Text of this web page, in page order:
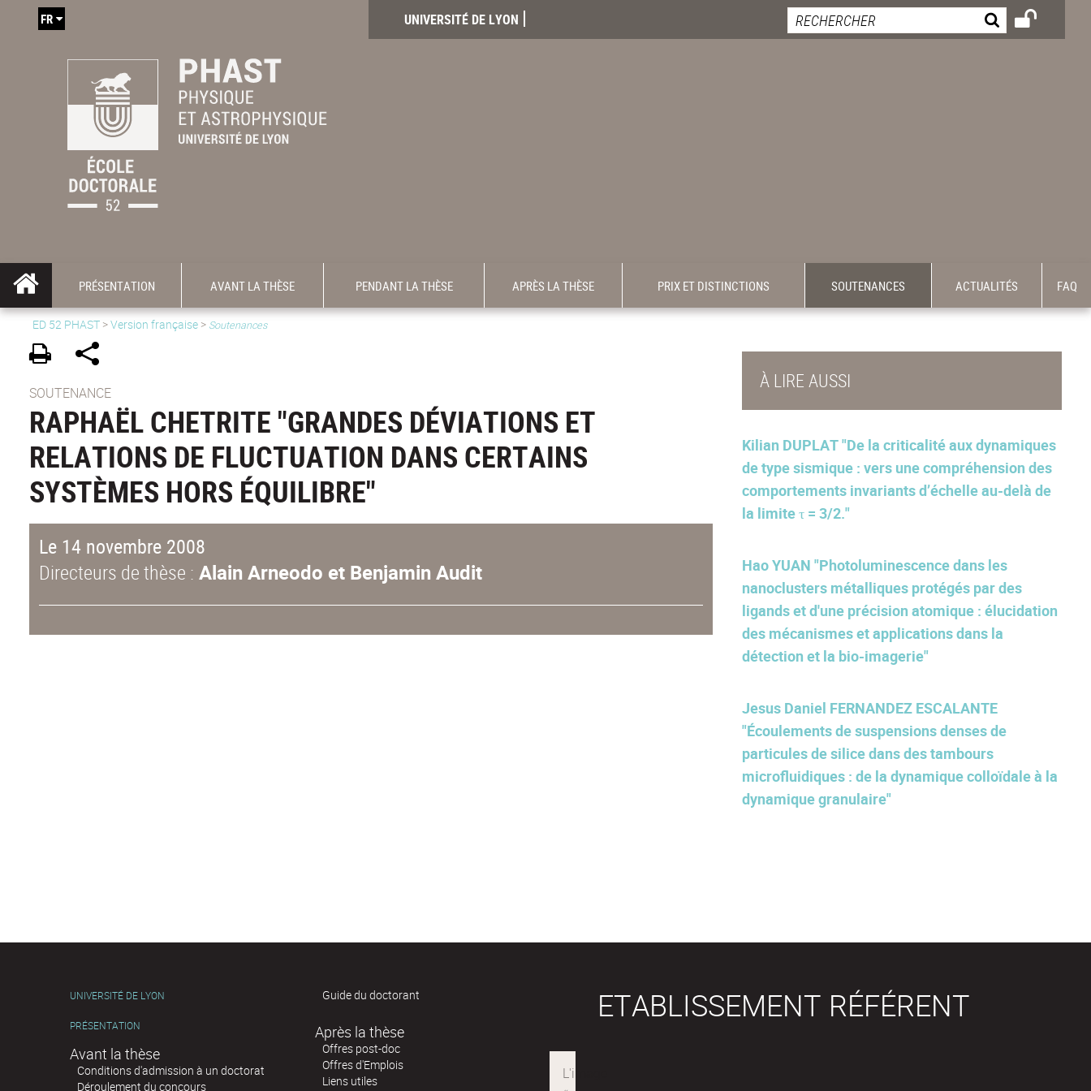
UNIVERSITÉ DE LYON
FR
PRÉSENTATION AVANT LA THÈSE PENDANT LA THÈSE APRÈS LA THÈSE PRIX ET DISTINCTIONS SOUTENANCES ACTUALITÉS FAQ
ED 52 PHAST >Version française > Soutenances
SOUTENANCE
RAPHAËL CHETRITE "GRANDES DÉVIATIONS ET
RELATIONS DE FLUCTUATION DANS CERTAINS
SYSTÈMES HORS ÉQUILIBRE"
Le 14 novembre 2008
Directeurs de thèse : Alain Arneodo et Benjamin Audit
À LIRE AUSSI
Kilian DUPLAT "De la criticalité aux dynamiques
de type sismique : vers une compréhension des
comportements invariants d’échelle au-delà de
la limite τ = 3/2."
Hao YUAN "Photoluminescence dans les
nanoclusters métalliques protégés par des
ligands et d'une précision atomique : élucidation
des mécanismes et applications dans la
détection et la bio-imagerie"
Jesus Daniel FERNANDEZ ESCALANTE
"Écoulements de suspensions denses de
particules de silice dans des tambours
microfluidiques : de la dynamique colloïdale à la
dynamique granulaire"
UNIVERSITÉ DE LYON
PRÉSENTATION
Avant la thèse
Conditions d'admission à un doctorat
Déroulement du concours
Guide du doctorant
Après la thèse
Offres post-doc
Offres d'Emplois
Liens utiles
ETABLISSEMENT RÉFÉRENT